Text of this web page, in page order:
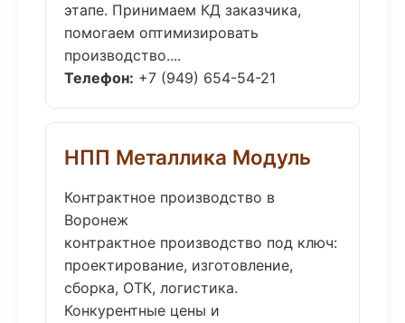
этапе. Принимаем КД заказчика,
помогаем оптимизировать
производство....
Телефон: +7 (949) 654-54-21
НПП Металлика Модуль
Контрактное производство в
Воронеж
контрактное производство под ключ:
проектирование, изготовление,
сборка, ОТК, логистика.
Конкурентные цены и